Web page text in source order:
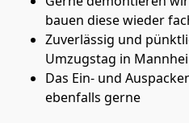
bauen diese wieder
Zuverlässig und
Umzugstag in
Das Ein- und
ebenfalls gerne